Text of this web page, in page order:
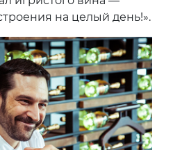
на целый день!».